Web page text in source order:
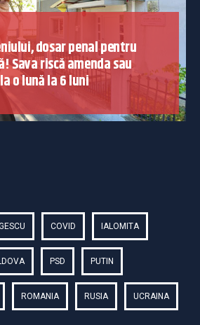
dosar penal pentru
Sava riscă amenda sau
o lună la 6 luni
COVID IALOMITA
PSD PUTIN
ROMANIA RUSIA UCRAINA